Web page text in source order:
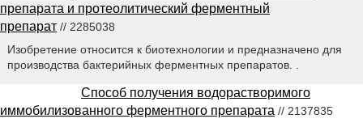
препарата и протеолитический ферментный
препарат // 2285038
Изобретение относится к биотехнологии и предназначено для
производства бактерийных ферментных препаратов. .
Способ получения водорастворимого
иммобилизованного ферментного препарата // 2137835